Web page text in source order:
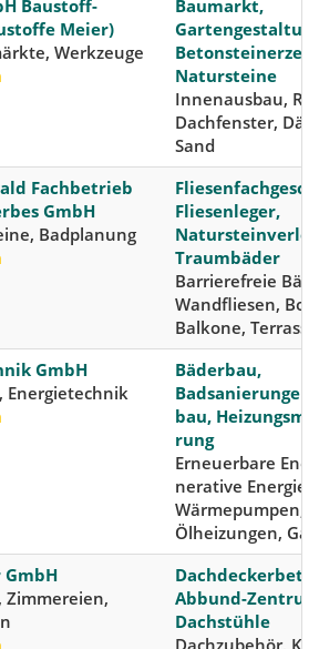
Baustoff-
Meier)
Werkzeuge
Baumarkt,
Natursteine
Innenausbau,
Dachfenster,
Sand
Fachbetrieb
GmbH
Badplanung
Fliesenleger,
Traumbäder
Barrierefreie
Wandfliesen,
Balkone,
GmbH
Energietechnik
Bäderbau,
bau,
rung
Erneuer­bare
nera­tive Ener­gie,
Wärmepumpen,
Ölheizungen,
Zimmereien,
Abbund-
Dachstühle